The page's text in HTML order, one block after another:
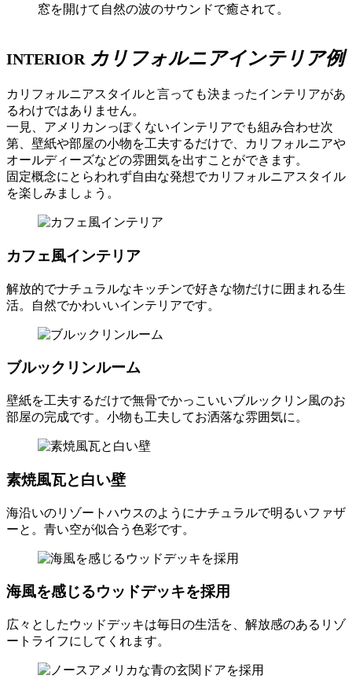
タイルです。
INTERIOR カリフォルニアインテリア例
カリフォルニアスタイルと言っても決まったインテリアがあ
るわけではありません。
一見、アメリカンっぽくないインテリアでも組み合わせ次
第、壁紙や部屋の小物を工夫するだけで、カリフォルニアや
オールディーズなどの雰囲気を出すことができます。
固定概念にとらわれず自由な発想でカリフォルニアスタイル
を楽しみましょう。
カフェ風インテリア
解放的でナチュラルなキッチンで好きな物だけに囲まれる生
活。自然でかわいいインテリアです。
ブルックリンルーム
壁紙を工夫するだけで無骨でかっこいいブルックリン風のお
部屋の完成です。小物も工夫してお洒落な雰囲気に。
素焼風瓦と白い壁
海沿いのリゾートハウスのようにナチュラルで明るいファザ
ーと。青い空が似合う色彩です。
海風を感じるウッドデッキを採用
広々としたウッドデッキは毎日の生活を、解放感のあるリゾ
ートライフにしてくれます。